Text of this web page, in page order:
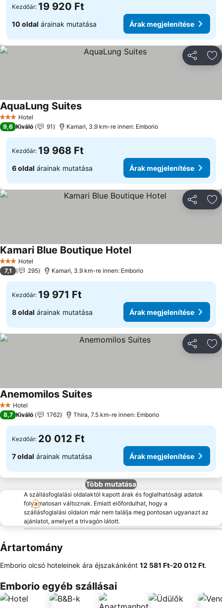
Kezdőár: 19 920 Ft
10 oldal árainak mutatása Árak megjelenítése
3 Kategória
Hotel
AquaLung Suites
9,6 Kiváló 91 Kamari, 3.9 km-re innen: Emborio
Kezdőár: 19 968 Ft
6 oldal árainak mutatása Árak megjelenítése
3 Kategória
Hotel
Kamari Blue Boutique Hotel
7,1 295 Kamari, 3.9 km-re innen: Emborio
Kezdőár: 19 971 Ft
8 oldal árainak mutatása Árak megjelenítése
2 Kategória
Hotel
Anemomilos Suites
8,7 Kiváló 1762 Thira, 7.5 km-re innen: Emborio
Kezdőár: 20 012 Ft
7 oldal árainak mutatása Árak megjelenítése
Több mutatása
A szállásfoglalási oldalaktól kapott árak és foglalhatósági adatok
folyamatosan változnak. Emiatt előfordulhat, hogy a
szállásfoglalási oldalon már nem találja meg pontosan ugyanazt az
ajánlatot, amelyet a trivagón látott.
Ártartomány
Emborio olcsó hoteleinek ára éjszakánként ‎12 581 Ft–‎20 012 Ft.
Emborio egyéb szállásai